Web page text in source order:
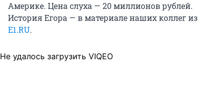
Америке. Цена слуха — 20 миллионов рублей.
История Егора — в материале наших коллег из
E1.RU.
Не удалось загрузить VIQEO